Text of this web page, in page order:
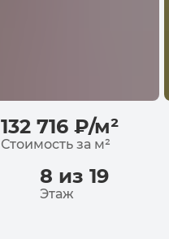
132 716 ₽/м²
Стоимость за м²
8 из 19
Этаж